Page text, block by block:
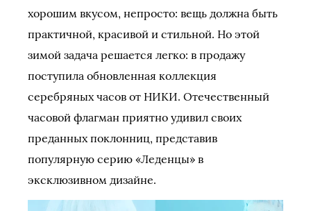
хорошим вкусом, непросто: вещь должна быть
практичной, красивой и стильной. Но этой
зимой задача решается легко: в продажу
поступила обновленная коллекция
серебряных часов от НИКИ. Отечественный
часовой флагман приятно удивил своих
преданных поклонниц, представив
популярную серию «Леденцы» в
эксклюзивном дизайне.